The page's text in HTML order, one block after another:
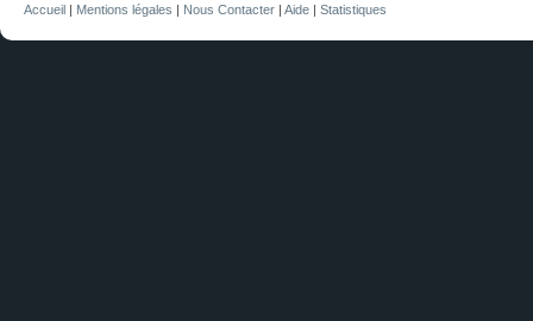
Accueil | Mentions légales | Nous Contacter | Aide | Statistiques